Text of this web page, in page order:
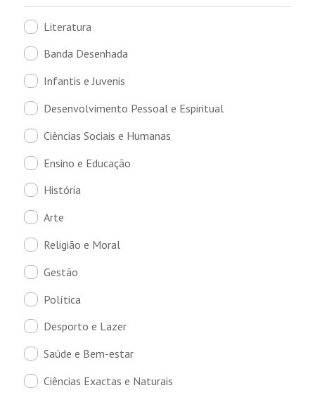
Literatura
Banda Desenhada
Infantis e Juvenis
Desenvolvimento Pessoal e Espiritual
Ciências Sociais e Humanas
Ensino e Educação
História
Arte
Religião e Moral
Gestão
Política
Desporto e Lazer
Saúde e Bem-estar
Ciências Exactas e Naturais